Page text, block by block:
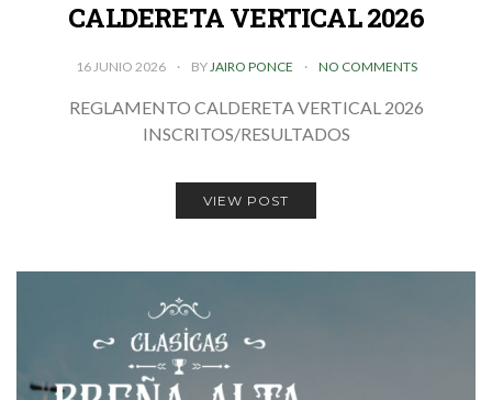
CALDERETA VERTICAL 2026
16 JUNIO 2026 BY JAIRO PONCE NO COMMENTS
REGLAMENTO CALDERETA VERTICAL 2026
INSCRITOS/RESULTADOS
VIEW POST